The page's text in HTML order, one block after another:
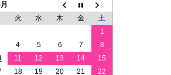
火 水 木 金
土
1
4 5 6 7
8
11 12 13 14
15
18 19 20 21
22